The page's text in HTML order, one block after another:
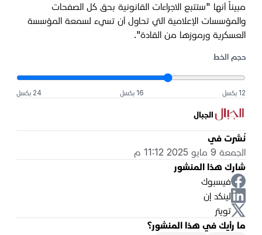
مبيناً أنها "ستتبع الاجراءات القانونية بحق كل الصفحات
والمؤسسات الإعلامية التي تحاول أن تسيء لسمعة المؤسسة
العسكرية ورموزها من القادة".
حجم الخط
12 بكسل 16 بكسل 24 بكسل
الجبال
نُشرت في
الجمعة 9 مايو 2025 11:12 م
شارك هذا المنشور
فيسبوك
لينكد إن
تويتر
ما رأيك في هذا المنشور؟